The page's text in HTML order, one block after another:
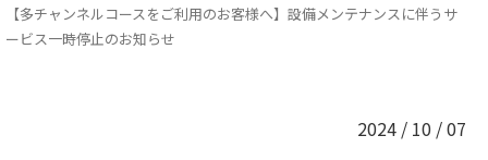
【多チャンネルコースをご利用のお客様へ】設備メンテナンスに伴うサ
ービス一時停止のお知らせ
2024 / 10 / 07